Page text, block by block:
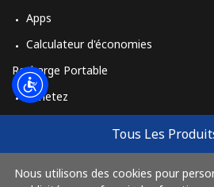
Tous Les
Nous utilisons des cookies pour
Apps
Calculateur d'économies
Recharge Portable
Achetez
Achetez